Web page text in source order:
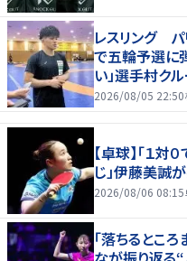
レスリング
で五輪予選に
い」選手村ク
2026/08/05 22:50
【卓球】「１
じ」伊藤美誠
2026/08/06 08:15
「落ちるとこ